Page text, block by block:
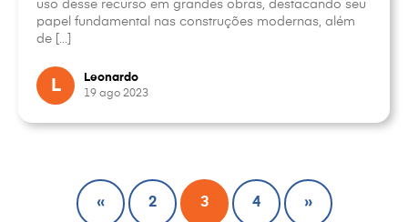
uso desse recurso em grandes obras, destacando seu
papel fundamental nas construções modernas, além
de […]
L Leonardo
19 ago 2023
« 2 3 4 »